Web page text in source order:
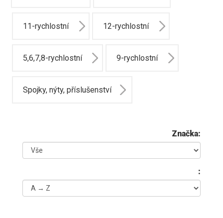
11-rychlostní 12-rychlostní
5,6,7,8-rychlostní 9-rychlostní
Spojky, nýty, příslušenství
Značka:
: